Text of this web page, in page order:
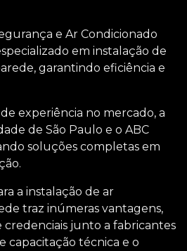
e Ar Condicionado
em instalação de
, garantindo eficiência e
experiência no mercado, a
de São Paulo e o ABC
soluções completas em
a instalação de ar
traz inúmeras vantagens,
credenciais junto a fabricantes
capacitação técnica e o